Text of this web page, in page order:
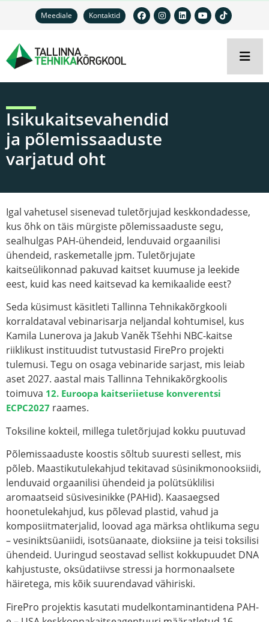
Meediale Kontaktid
Isikukaitsevahendid
ja põlemissaaduste
varjatud oht
Igal vahetusel sisenevad tuletõrjujad keskkondadesse,
kus õhk on täis mürgiste põlemissaaduste segu,
sealhulgas PAH-ühendeid, lenduvaid orgaanilisi
ühendeid, raskemetalle jpm. Tuletõrjujate
kaitseülikonnad pakuvad kaitset kuumuse ja leekide
eest, kuid kas need kaitsevad ka kemikaalide eest?
Seda küsimust käsitleti Tallinna Tehnikakõrgkooli
korraldataval vebinarisarja neljandal kohtumisel, kus
Kamila Lunerova ja Jakub VaněkTšehhi NBC-kaitse
riiklikust instituudist tutvustasid FirePro projekti
tulemusi. Tegu on osaga vebinaride sarjast, mis leiab
aset 2027. aastal mais Tallinna Tehnikakõrgkoolis
toimuva 12. Euroopa kaitseriietuse konverentsi
ECPC2027 raames.
Toksiline kokteil, millega tuletõrjujad kokku puutuvad
Põlemissaaduste koostis sõltub suuresti sellest, mis
põleb. Maastikutulekahjud tekitavad süsinikmonooksiidi,
lenduvaid orgaanilisi ühendeid ja polütsüklilisi
aromaatseid süsivesinikke (PAHid). Kaasaegsed
hoonetulekahjud, kus põlevad plastid, vahud ja
komposiitmaterjalid, loovad aga märksa ohtlikuma segu
– vesiniktsüaniidi, isotsüanaate, dioksiine ja teisi toksilisi
ühendeid. Uuringud seostavad sellist kokkupuudet DNA
kahjustuste, oksüdatiivse stressi ja hormonaalsete
häiretega, mis kõik suurendavad vähiriski.
FirePro projektis kasutati mudelkontaminantidena PAH-